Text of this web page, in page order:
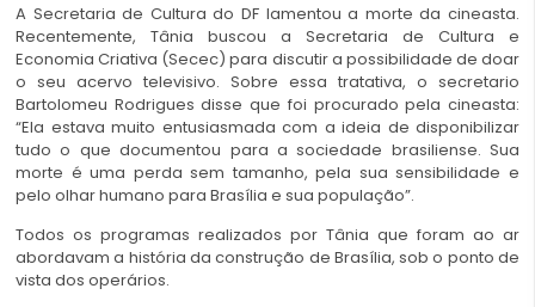
A Secretaria de Cultura do DF lamentou a morte da cineasta.
Recentemente, Tânia buscou a Secretaria de Cultura e
Economia Criativa (Secec) para discutir a possibilidade de doar
o seu acervo televisivo. Sobre essa tratativa, o secretario
Bartolomeu Rodrigues disse que foi procurado pela cineasta:
“Ela estava muito entusiasmada com a ideia de disponibilizar
tudo o que documentou para a sociedade brasiliense. Sua
morte é uma perda sem tamanho, pela sua sensibilidade e
pelo olhar humano para Brasília e sua população”.
Todos os programas realizados por Tânia que foram ao ar
abordavam a história da construção de Brasília, sob o ponto de
vista dos operários.